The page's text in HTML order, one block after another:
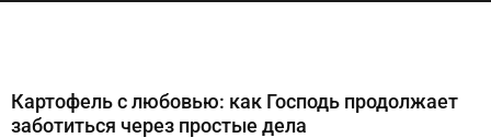
Картофель с любовью: как Господь продолжает
заботиться через простые дела